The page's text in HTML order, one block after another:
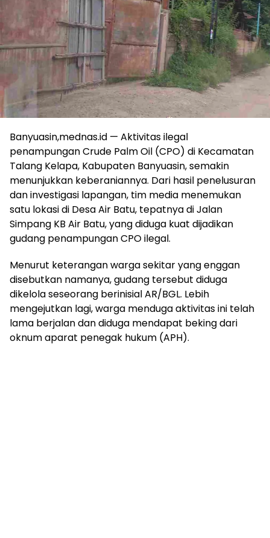
Banyuasin,mednas.id — Aktivitas ilegal
penampungan Crude Palm Oil (CPO) di Kecamatan
Talang Kelapa, Kabupaten Banyuasin, semakin
menunjukkan keberaniannya. Dari hasil penelusuran
dan investigasi lapangan, tim media menemukan
satu lokasi di Desa Air Batu, tepatnya di Jalan
Simpang KB Air Batu, yang diduga kuat dijadikan
gudang penampungan CPO ilegal.
Menurut keterangan warga sekitar yang enggan
disebutkan namanya, gudang tersebut diduga
dikelola seseorang berinisial AR/BGL. Lebih
mengejutkan lagi, warga menduga aktivitas ini telah
lama berjalan dan diduga mendapat beking dari
oknum aparat penegak hukum (APH).